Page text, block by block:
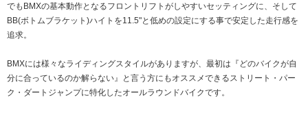
でもBMXの基本動作となるフロントリフトがしやすいセッティングに、そして
BB(ボトムブラケット)ハイトを11.5"と低めの設定にする事で安定した走行感を
追求。
BMXには様々なライディングスタイルがありますが、最初は『どのバイクが自
分に合っているのか解らない』と言う方にもオススメできるストリート・パー
ク・ダートジャンプに特化したオールラウンドバイクです。